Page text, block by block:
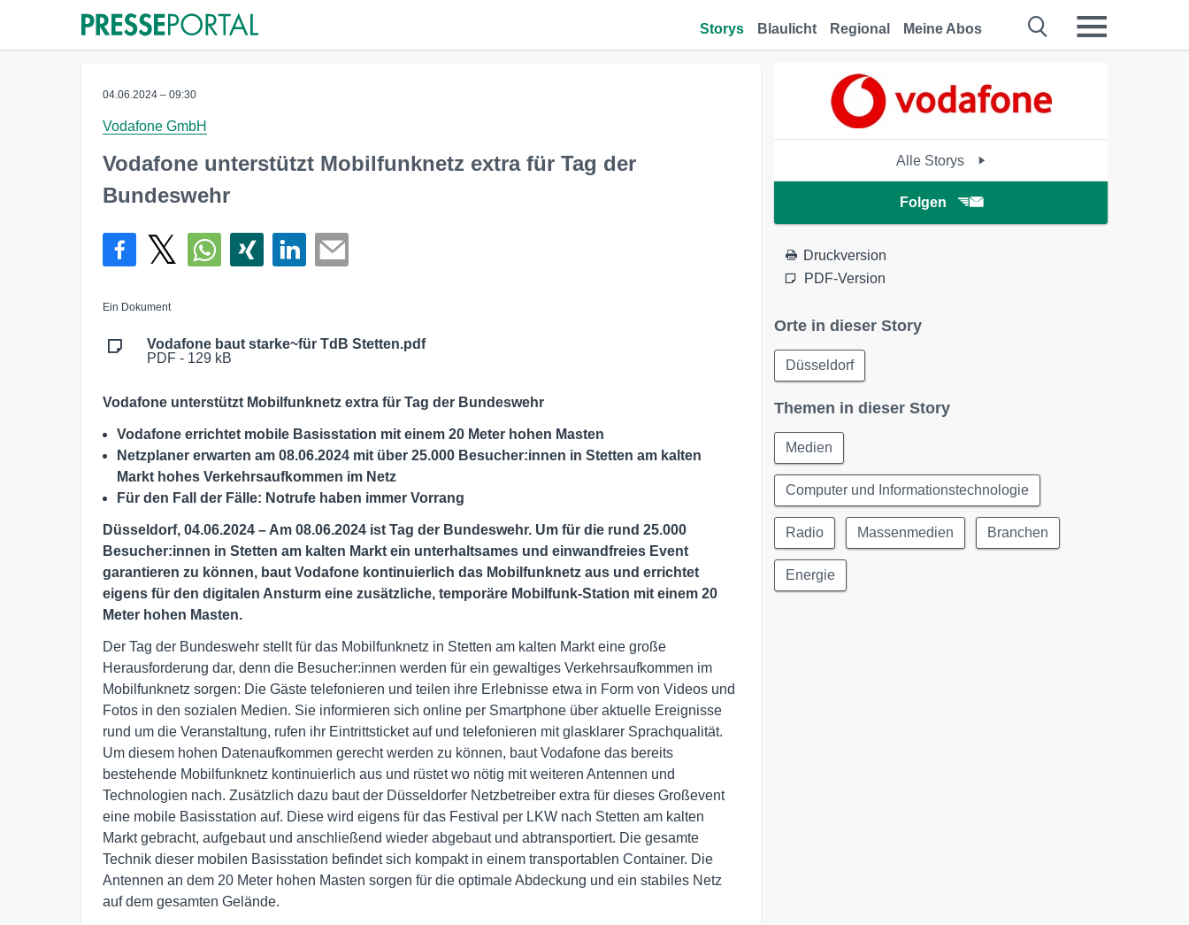
Storys Blaulicht Regional Meine Abos
04.06.2024 – 09:30
Vodafone GmbH
Vodafone unterstützt Mobilfunknetz extra für Tag der
Bundeswehr
Ein Dokument
Vodafone baut starke~für TdB Stetten.pdf
PDF - 129 kB
Vodafone unterstützt Mobilfunknetz extra für Tag der Bundeswehr
Vodafone errichtet mobile Basisstation mit einem 20 Meter hohen Masten
Netzplaner erwarten am 08.06.2024 mit über 25.000 Besucher:innen in Stetten am kalten
Markt hohes Verkehrsaufkommen im Netz
Für den Fall der Fälle: Notrufe haben immer Vorrang
Düsseldorf, 04.06.2024 – Am 08.06.2024 ist Tag der Bundeswehr. Um für die rund 25.000
Besucher:innen in Stetten am kalten Markt ein unterhaltsames und einwandfreies Event
garantieren zu können, baut Vodafone kontinuierlich das Mobilfunknetz aus und errichtet
eigens für den digitalen Ansturm eine zusätzliche, temporäre Mobilfunk-Station mit einem 20
Meter hohen Masten.
Der Tag der Bundeswehr stellt für das Mobilfunknetz in Stetten am kalten Markt eine große
Herausforderung dar, denn die Besucher:innen werden für ein gewaltiges Verkehrsaufkommen im
Mobilfunknetz sorgen: Die Gäste telefonieren und teilen ihre Erlebnisse etwa in Form von Videos und
Fotos in den sozialen Medien. Sie informieren sich online per Smartphone über aktuelle Ereignisse
rund um die Veranstaltung, rufen ihr Eintrittsticket auf und telefonieren mit glasklarer Sprachqualität.
Um diesem hohen Datenaufkommen gerecht werden zu können, baut Vodafone das bereits
bestehende Mobilfunknetz kontinuierlich aus und rüstet wo nötig mit weiteren Antennen und
Technologien nach. Zusätzlich dazu baut der Düsseldorfer Netzbetreiber extra für dieses Großevent
eine mobile Basisstation auf. Diese wird eigens für das Festival per LKW nach Stetten am kalten
Markt gebracht, aufgebaut und anschließend wieder abgebaut und abtransportiert. Die gesamte
Technik dieser mobilen Basisstation befindet sich kompakt in einem transportablen Container. Die
Antennen an dem 20 Meter hohen Masten sorgen für die optimale Abdeckung und ein stabiles Netz
auf dem gesamten Gelände.
Alle Storys
Folgen
Druckversion
PDF-Version
Orte in dieser Story
Düsseldorf
Themen in dieser Story
Medien
Computer und Informationstechnologie
Radio Massenmedien Branchen
Energie